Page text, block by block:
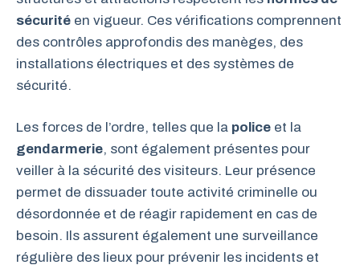
sécurité en vigueur. Ces vérifications comprennent
des contrôles approfondis des manèges, des
installations électriques et des systèmes de
sécurité.
Les forces de l’ordre, telles que la police et la
gendarmerie, sont également présentes pour
veiller à la sécurité des visiteurs. Leur présence
permet de dissuader toute activité criminelle ou
désordonnée et de réagir rapidement en cas de
besoin. Ils assurent également une surveillance
régulière des lieux pour prévenir les incidents et